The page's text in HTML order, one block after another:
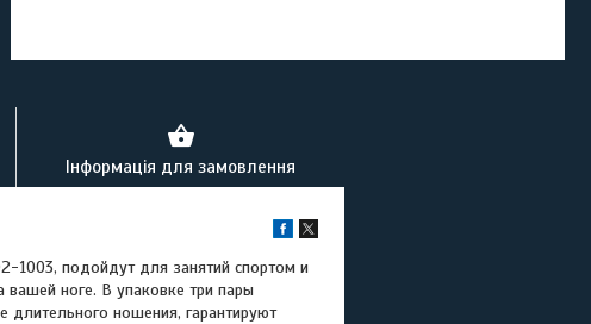
Інформація для замовлення
1003, подойдут для занятий спортом и
ноге. В упаковке три пары
длительного ношения, гарантируют